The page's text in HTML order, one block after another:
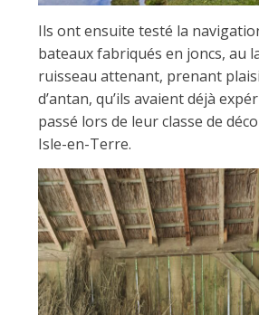
Ils ont ensuite testé la
bateaux fabriqués en joncs, au
ruisseau attenant, prenant
d’antan, qu’ils avaient déjà
passé lors de leur classe de
Isle-en-Terre.